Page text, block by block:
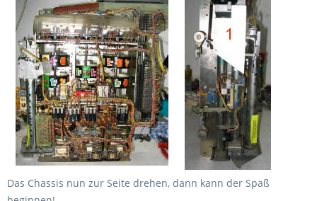
Das Chassis nun zur Seite drehen, dann kann der Spaß